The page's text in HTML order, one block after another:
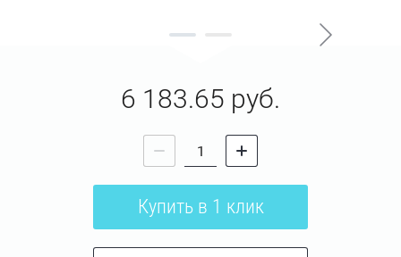
6 183.65 руб.
Купить в 1 клик